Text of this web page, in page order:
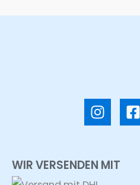
WIR VERSENDEN MIT